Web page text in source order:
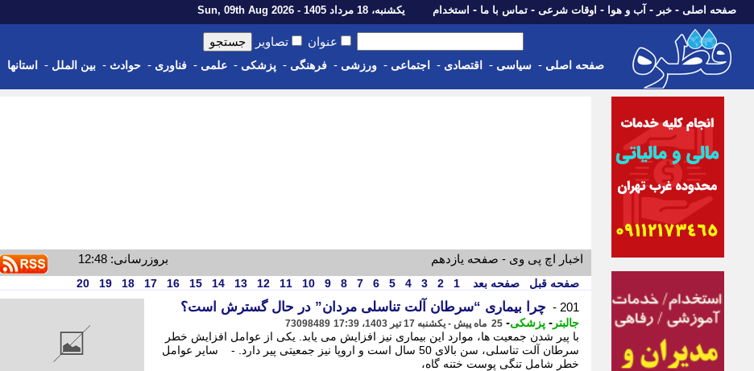
صفحه اصلی - خبر - آب و هوا - اوقات شرعی - تماس با ما - استخدام یکشنبه، 18 مرداد 1405 - Sun, 09th Aug 2026
عنوان تصاویر
صفحه اصلی - سیاسی - اقتصادی - اجتماعی - ورزشی - فرهنگی - پزشکی - علمی - فناوری - حوادث - بین الملل - استانها
اخبار اچ پی وی - صفحه یازدهم بروزرسانی: 12:48
صفحه قبل صفحه بعد 1
2
3
4
5
6
7
8
9
10
11
12
13
14
15
16
17
18
19
20
201 - چرا بیماری “سرطان آلت تناسلی مردان” در حال گسترش است؟
جالبتر - پزشکی- 25 ماه پیش - یکشنبه 17 تیر 1403، 17:39 73098489
با پیر شدن جمعیت ها، موارد این بیماری نیز افزایش می یابد. یکی از عوامل افزایش خطر
سرطان آلت تناسلی، سن بالای 50 سال است و اروپا نیز جمعیتی پیر دارد. - سایر عوامل
خطر شامل تنگی پوست ختنه گاه،